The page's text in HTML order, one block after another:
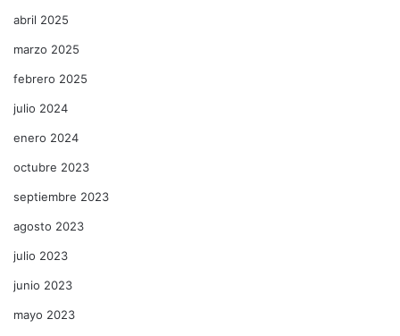
abril 2025
marzo 2025
febrero 2025
julio 2024
enero 2024
octubre 2023
septiembre 2023
agosto 2023
julio 2023
junio 2023
mayo 2023